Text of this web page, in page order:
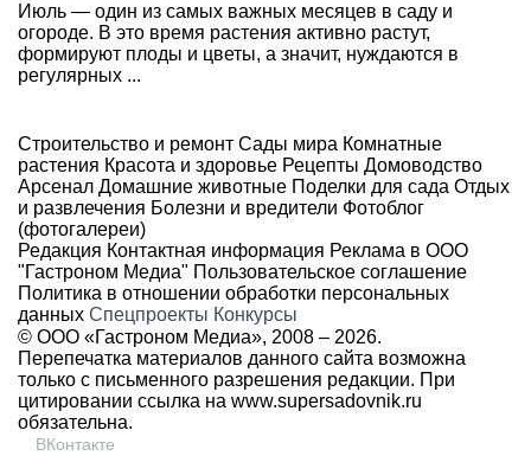
Июль — один из самых важных месяцев в саду и
огороде. В это время растения активно растут,
формируют плоды и цветы, а значит, нуждаются в
регулярных ...
Строительство и ремонт Сады мира Комнатные
растения Красота и здоровье Рецепты Домоводство
Арсенал Домашние животные Поделки для сада Отдых
и развлечения Болезни и вредители Фотоблог
(фотогалереи)
Редакция Контактная информация Реклама в ООО
"Гастроном Медиа" Пользовательское соглашение
Политика в отношении обработки персональных
данных Спецпроекты Конкурсы
© ООО «Гастроном Медиа», 2008 – 2026.
Перепечатка материалов данного сайта возможна
только с письменного разрешения редакции. При
цитировании ссылка на www.supersadovnik.ru
обязательна.
ВКонтакте